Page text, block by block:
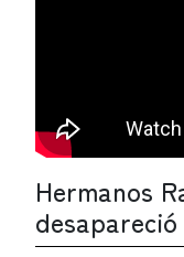
Hermanos